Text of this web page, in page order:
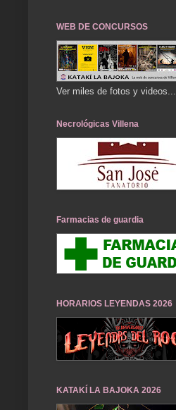
WEB DE CONCURSOS
Ver miles de fotos y videos...
Necrológicas Villena
Farmacias de guardia
HORARIOS LEYENDAS 2026
KATAKÍ LA BAJOKA 2026